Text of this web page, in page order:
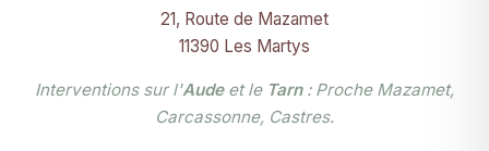
21, Route de Mazamet
11390 Les Martys
Interventions sur l'Audeet le Tarn: Proche Mazamet,
Carcassonne, Castres.